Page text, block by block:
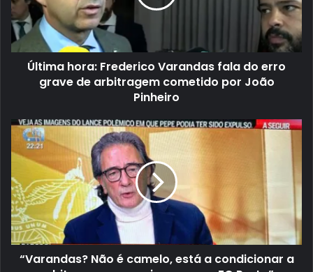
Última hora: Frederico Varandas fala do erro
grave de arbitragem cometido por João
Pinheiro
“Varandas? Não é camelo, está a condicionar a